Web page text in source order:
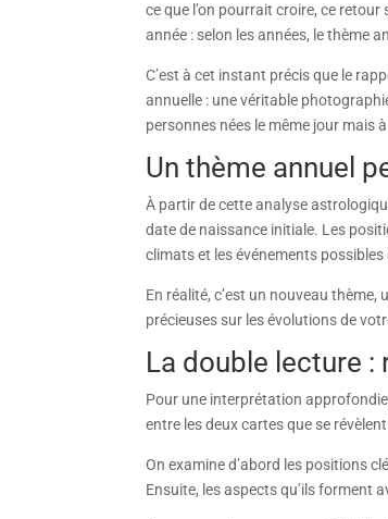
ce que l’on pourrait croire, ce
année : selon les années, le thème
C’est à cet instant précis que le
annuelle : une véritable
personnes nées le même jour mais
Un thème annuel
À partir de cette analyse
date de naissance initiale. Les
climats et les événements possibles
En réalité, c’est un nouveau
précieuses sur les évolutions de
La double lecture :
Pour une interprétation
entre les deux cartes que se
On examine d’abord les positions
Ensuite, les aspects qu’ils forment